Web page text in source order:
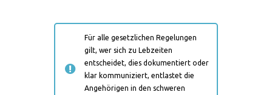
Für alle gesetzlichen Regelungen
gilt, wer sich zu Lebzeiten
entscheidet, dies dokumentiert oder
klar kommuniziert, entlastet die
Angehörigen in den schweren